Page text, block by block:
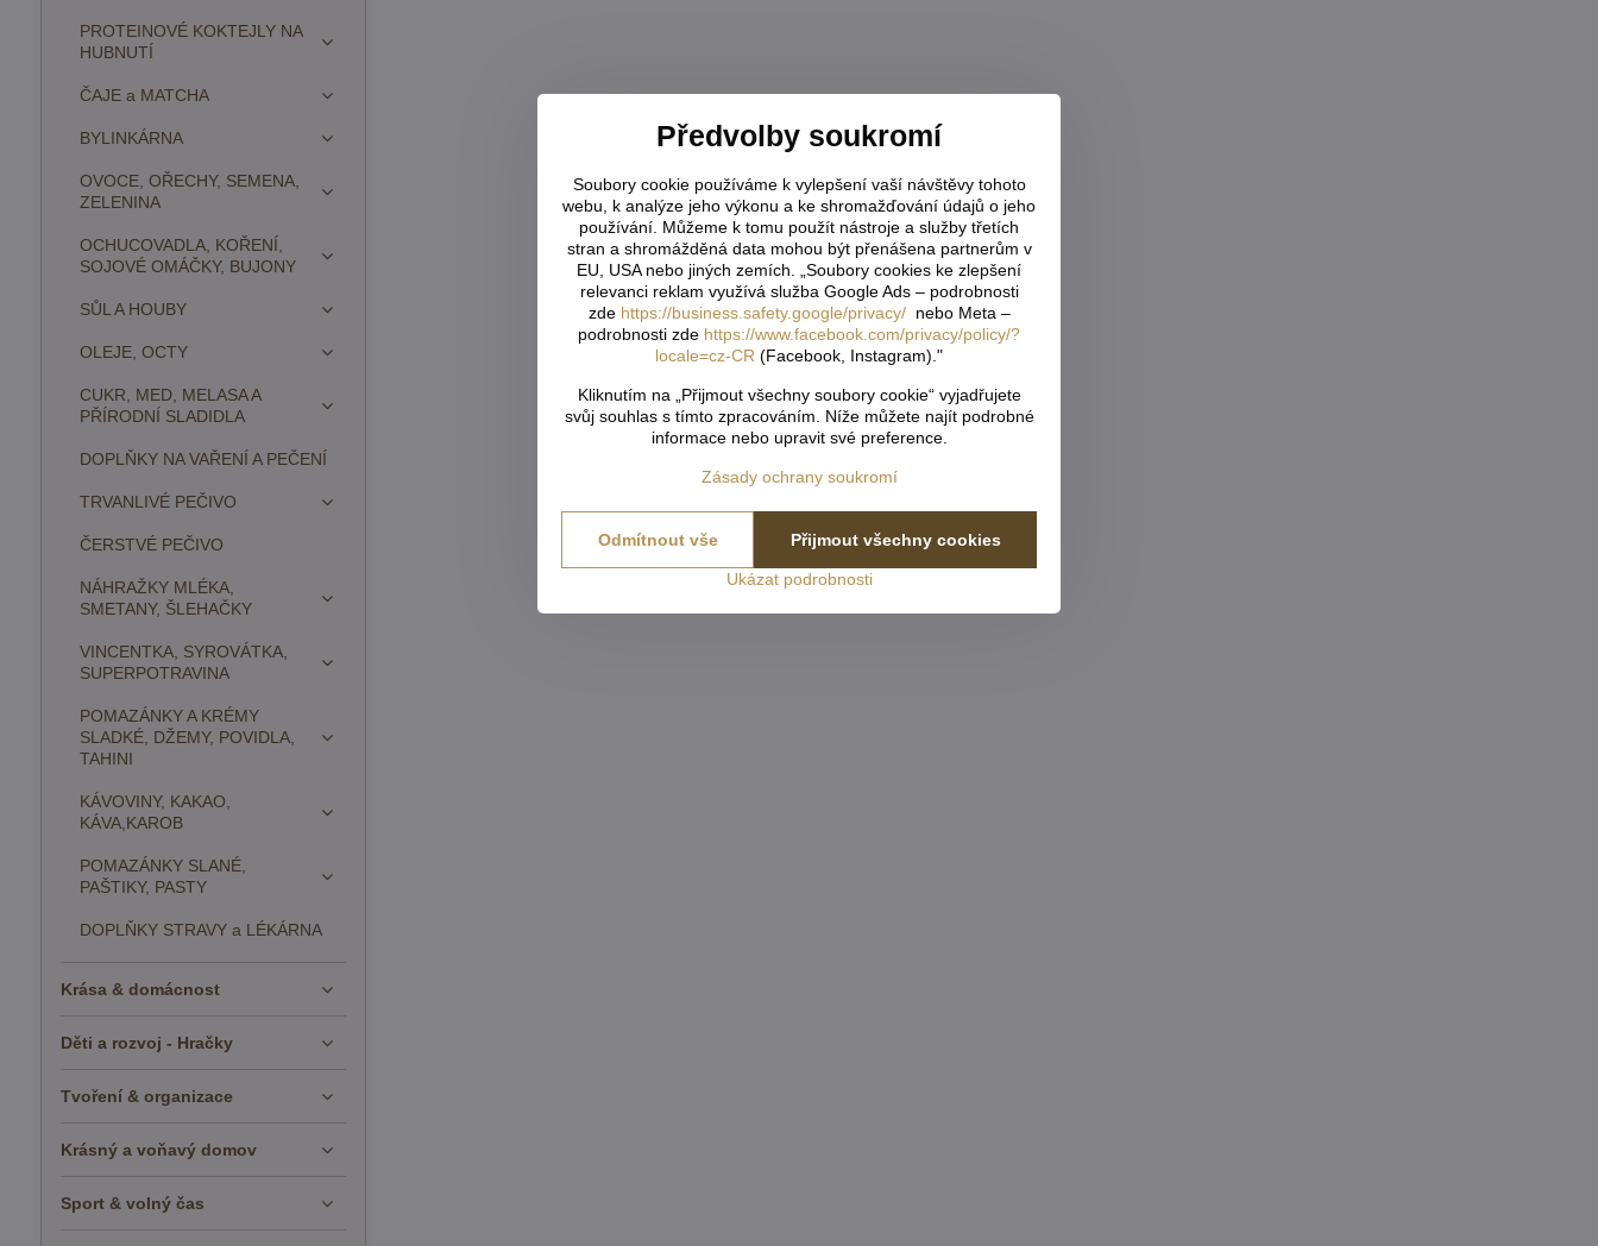
PROTEINOVÉ KOKTEJLY NA
HUBNUTÍ
ČAJE a MATCHA
BYLINKÁRNA
OVOCE, OŘECHY, SEMENA,
ZELENINA
OCHUCOVADLA, KOŘENÍ,
SOJOVÉ OMÁČKY, BUJONY
SŮL A HOUBY
OLEJE, OCTY
CUKR, MED, MELASA A
PŘÍRODNÍ SLADIDLA
DOPLŇKY NA VAŘENÍ A PEČENÍ
TRVANLIVÉ PEČIVO
ČERSTVÉ PEČIVO
NÁHRAŽKY MLÉKA,
SMETANY, ŠLEHAČKY
VINCENTKA, SYROVÁTKA,
SUPERPOTRAVINA
POMAZÁNKY A KRÉMY
SLADKÉ, DŽEMY, POVIDLA,
TAHINI
KÁVOVINY, KAKAO,
KÁVA,KAROB
POMAZÁNKY SLANÉ,
PAŠTIKY, PASTY
DOPLŇKY STRAVY a LÉKÁRNA
Krása & domácnost
Děti a rozvoj - Hračky
Tvoření & organizace
Krásný a voňavý domov
Sport & volný čas
Předvolby soukromí
Soubory cookie používáme k vylepšení vaší návštěvy tohoto
webu, k analýze jeho výkonu a ke shromažďování údajů o jeho
používání. Můžeme k tomu použít nástroje a služby třetích
stran a shromážděná data mohou být přenášena partnerům v
EU, USA nebo jiných zemích. „Soubory cookies ke zlepšení
relevanci reklam využívá služba Google Ads – podrobnosti
zde https://business.safety.google/privacy/nebo Meta –
podrobnosti zde https://www.facebook.com/privacy/policy/?
locale=cz-CR (Facebook, Instagram)."
Kliknutím na „Přijmout všechny soubory cookie“ vyjadřujete
svůj souhlas s tímto zpracováním. Níže můžete najít podrobné
informace nebo upravit své preference.
Zásady ochrany soukromí
Ukázat podrobnosti
Přijmout všechny cookies
Odmítnout vše